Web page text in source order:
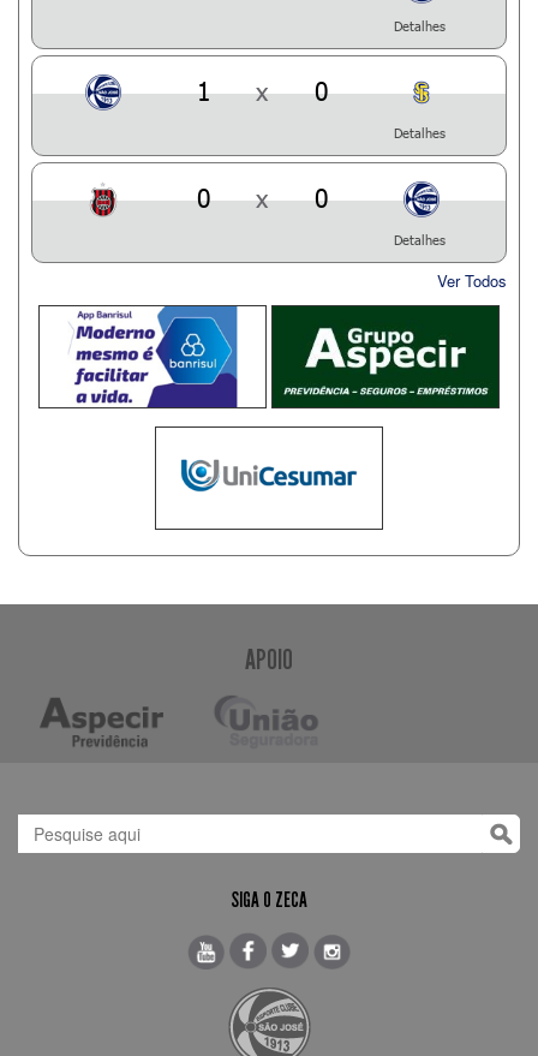
Detalhes
1 x 0
Detalhes
0 x 0
Detalhes
Ver Todos
APOIO
SIGA O ZECA